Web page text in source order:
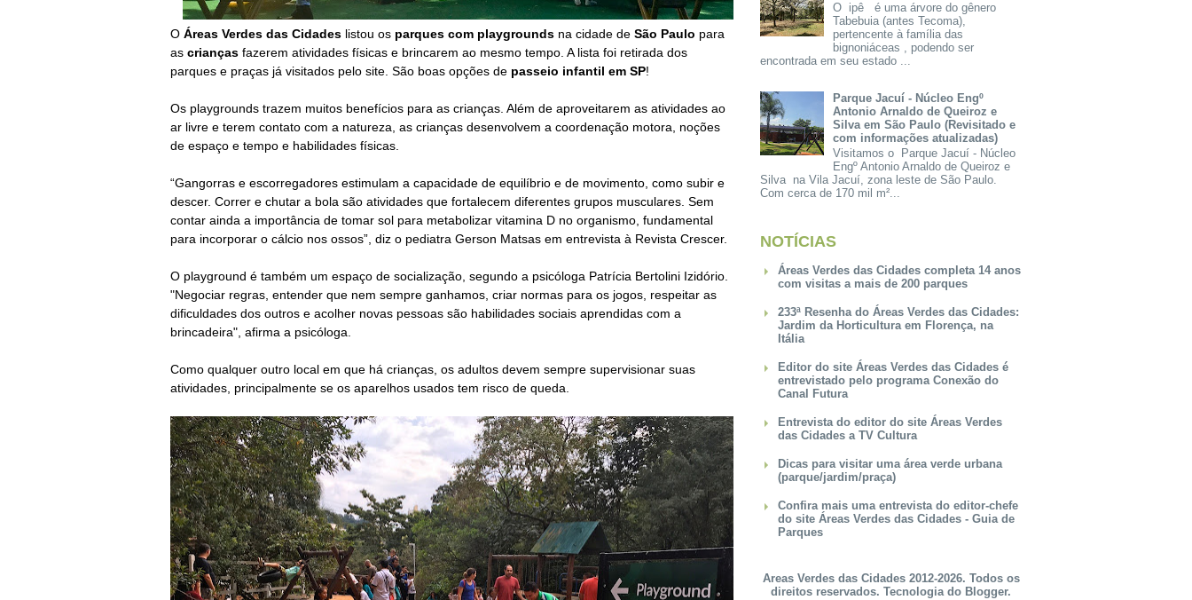
O Áreas Verdes das Cidades listou os parques com playgrounds na cidade de São Paulo para
as crianças fazerem atividades físicas e brincarem ao mesmo tempo. A lista foi retirada dos
parques e praças já visitados pelo site. São boas opções de passeio infantil em SP!
Os playgrounds trazem muitos benefícios para as crianças. Além de aproveitarem as atividades ao
ar livre e terem contato com a natureza, as crianças desenvolvem a coordenação motora, noções
de espaço e tempo e habilidades físicas.
“Gangorras e escorregadores estimulam a capacidade de equilíbrio e de movimento, como subir e
descer. Correr e chutar a bola são atividades que fortalecem diferentes grupos musculares. Sem
contar ainda a importância de tomar sol para metabolizar vitamina D no organismo, fundamental
para incorporar o cálcio nos ossos”, diz o pediatra Gerson Matsas em entrevista à Revista Crescer.
O playground é também um espaço de socialização, segundo a psicóloga Patrícia Bertolini Izidório.
"Negociar regras, entender que nem sempre ganhamos, criar normas para os jogos, respeitar as
dificuldades dos outros e acolher novas pessoas são habilidades sociais aprendidas com a
brincadeira", afirma a psicóloga.
Como qualquer outro local em que há crianças, os adultos devem sempre supervisionar suas
atividades, principalmente se os aparelhos usados tem risco de queda.
O ipê é uma árvore do gênero
Tabebuia (antes Tecoma),
pertencente à família das
bignoniáceas , podendo ser
encontrada em seu estado ...
Parque Jacuí - Núcleo Engº
Antonio Arnaldo de Queiroz e
Silva em São Paulo (Revisitado e
com informações atualizadas)
Visitamos o Parque Jacuí - Núcleo
Engº Antonio Arnaldo de Queiroz e
Silva na Vila Jacuí, zona leste de São Paulo.
Com cerca de 170 mil m²...
NOTÍCIAS
Áreas Verdes das Cidades completa 14 anos
com visitas a mais de 200 parques
233ª Resenha do Áreas Verdes das Cidades:
Jardim da Horticultura em Florença, na
Itália
Editor do site Áreas Verdes das Cidades é
entrevistado pelo programa Conexão do
Canal Futura
Entrevista do editor do site Áreas Verdes
das Cidades a TV Cultura
Dicas para visitar uma área verde urbana
(parque/jardim/praça)
Confira mais uma entrevista do editor-chefe
do site Áreas Verdes das Cidades - Guia de
Parques
Areas Verdes das Cidades 2012-2026. Todos os
direitos reservados. Tecnologia do Blogger.